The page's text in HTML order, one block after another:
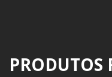
PRODUTOS